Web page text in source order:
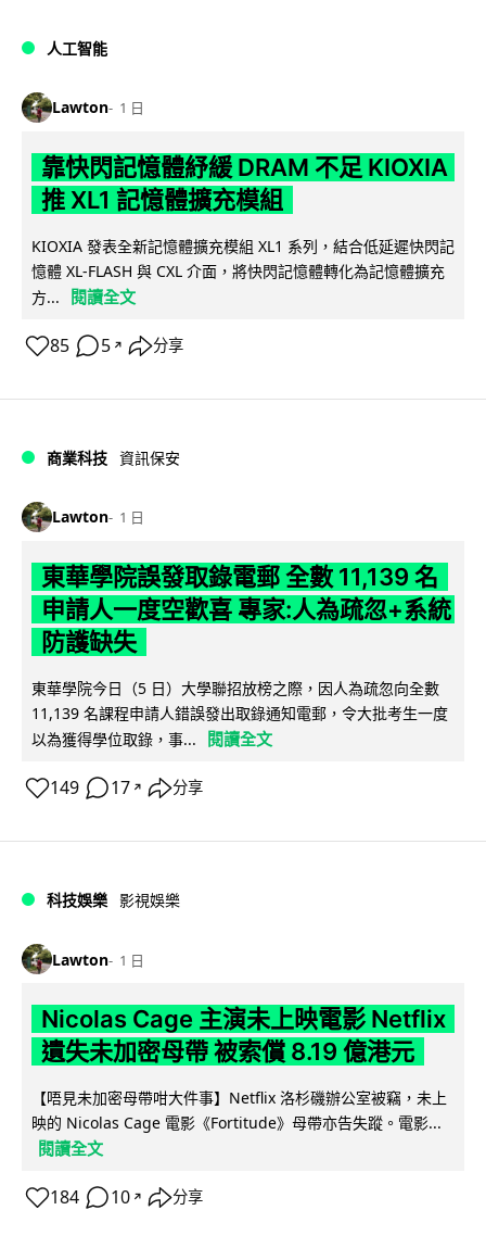
人工智能
Lawton 1 日
靠快閃記憶體紓緩 DRAM 不足 KIOXIA
推 XL1 記憶體擴充模組
KIOXIA 發表全新記憶體擴充模組 XL1 系列，結合低延遲快閃記
憶體 XL-FLASH 與 CXL 介面，將快閃記憶體轉化為記憶體擴充
方...
閱讀全文
85 5 ↗ 分享
商業科技 資訊保安
Lawton 1 日
東華學院誤發取錄電郵 全數 11,139 名
申請人一度空歡喜 專家:人為疏忽+系統
防護缺失
東華學院今日（5 日）大學聯招放榜之際，因人為疏忽向全數
11,139 名課程申請人錯誤發出取錄通知電郵，令大批考生一度
以為獲得學位取錄，事...
閱讀全文
149 17 ↗ 分享
科技娛樂 影視娛樂
Lawton 1 日
Nicolas Cage 主演未上映電影 Netflix
遺失未加密母帶 被索償 8.19 億港元
【唔見未加密母帶咁大件事】Netflix 洛杉磯辦公室被竊，未上
映的 Nicolas Cage 電影《Fortitude》母帶亦告失蹤。電影...
閱讀全文
184 10 ↗ 分享